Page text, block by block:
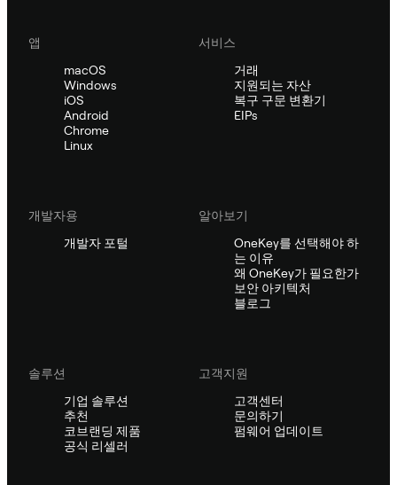
앱
macOS
Windows
iOS
Android
Chrome
Linux
서비스
거래
지원되는 자산
복구 구문 변환기
EIPs
개발자용
개발자 포털
알아보기
OneKey를 선택해야 하
는 이유
왜 OneKey가 필요한가
보안 아키텍처
블로그
솔루션
기업 솔루션
추천
코브랜딩 제품
공식 리셀러
고객지원
고객센터
문의하기
펌웨어 업데이트